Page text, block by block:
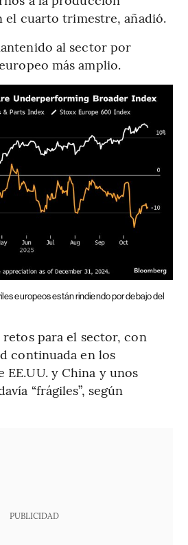
el cuarto trimestre, añadió.
al sector por
más amplio.
europeos están rindiendo por debajo del
para el sector, con
continuada en los
EE.UU. y China y unos
“frágiles”, según
PUBLICIDAD